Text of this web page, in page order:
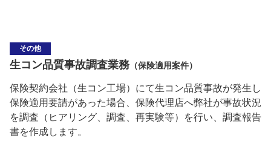
その他
生コン品質事故調査業務 （保険適用案件）
保険契約会社（生コン工場）にて生コン品質事故が発生し
保険適用要請があった場合、保険代理店へ弊社が事故状況
を調査（ヒアリング、調査、再実験等）を行い、調査報告
書を作成します。